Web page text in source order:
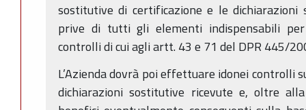
sostitutive di certificazione e le
prive di tutti gli elementi indispensabili
controlli di cui agli artt. 43 e 71 del DPR 445/
L’Azienda dovrà poi effettuare idonei controlli
dichiarazioni sostitutive ricevute e, oltre